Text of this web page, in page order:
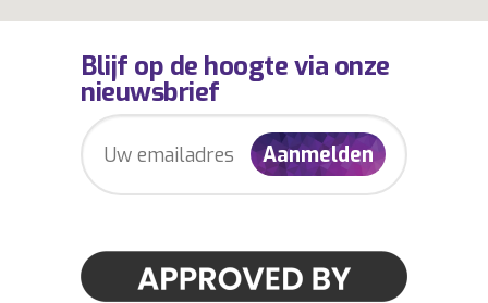
Blijf op de hoogte via onze
nieuwsbrief